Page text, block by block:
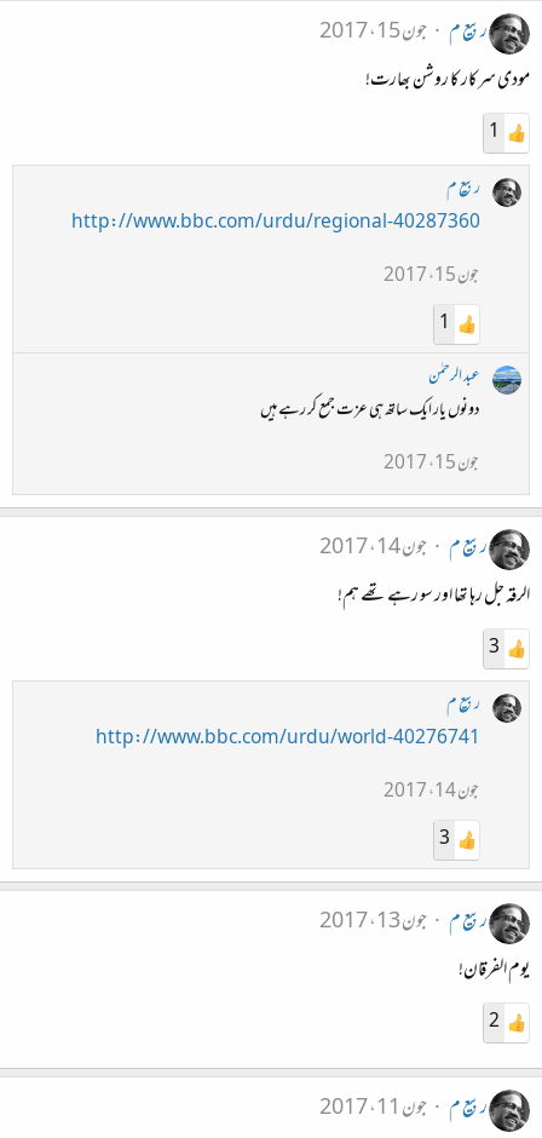
ربیع م
جون 15، 2017
مودی سرکار کا روشن بھارت!
1
ربیع م
http://www.bbc.com/urdu/regional-40287360
جون 15، 2017
1
عبد الرحمٰن
دونوں یار ایک ساتھ ہی عزت جمع کر رہے ہیں
جون 15، 2017
ربیع م
جون 14، 2017
الرقہ جل رہا تھا اور سو رہے تھے ہم!
3
ربیع م
http://www.bbc.com/urdu/world-40276741
جون 14، 2017
3
ربیع م
جون 13، 2017
یوم الفرقان!
2
ربیع م
جون 11، 2017